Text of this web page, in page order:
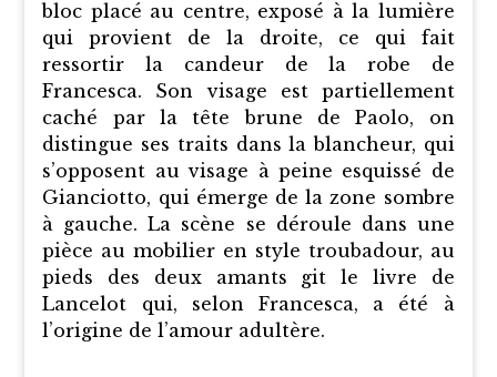
bloc placé au centre, exposé à la lumière
qui provient de la droite, ce qui fait
ressortir la candeur de la robe de
Francesca. Son visage est partiellement
caché par la tête brune de Paolo, on
distingue ses traits dans la blancheur, qui
s’opposent au visage à peine esquissé de
Gianciotto, qui émerge de la zone sombre
à gauche. La scène se déroule dans une
pièce au mobilier en style troubadour, au
pieds des deux amants git le livre de
Lancelot qui, selon Francesca, a été à
l’origine de l’amour adultère.